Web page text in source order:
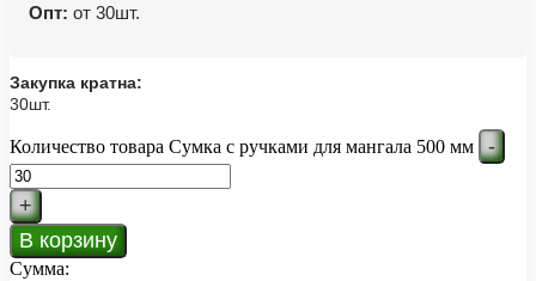
Опт: от 30шт.
Закупка кратна:
30шт.
Количество товара Сумка с ручками для мангала 500 мм -
+
В корзину
Сумма: